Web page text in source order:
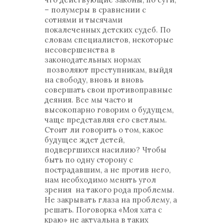
– полумеры в сравнении с
сотнями и тысячами
покалеченных детских судеб. По
словам специалистов, некоторые
несовершенства в
законодательных нормах
позволяют преступникам, выйдя
на свободу, вновь и вновь
совершать свои противоправные
деяния. Все мы часто и
высокопарно говорим о будущем,
чаще представляя его светлым.
Стоит ли говорить о том, какое
будущее ждет детей,
подвергшихся насилию? Чтобы
быть по одну сторону с
пострадавшим, а не против него,
нам необходимо менять угол
зрения на такого рода проблемы.
Не закрывать глаза на проблему, а
решать. Поговорка «Моя хата с
краю» не актуальна в таких